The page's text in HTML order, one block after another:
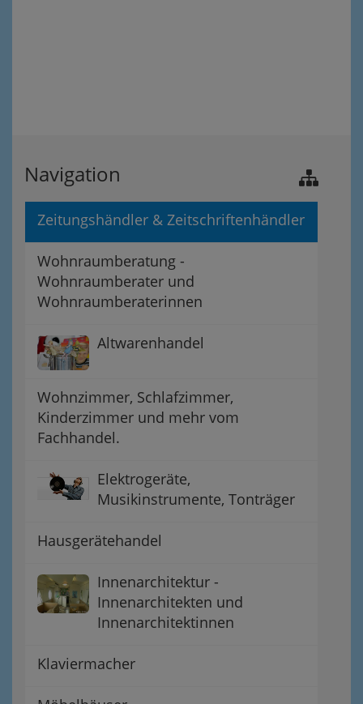
Navigation
Zeitungshändler & Zeitschriftenhändler
Wohnraumberatung -
Wohnraumberater und
Wohnraumberaterinnen
Altwarenhandel
Wohnzimmer, Schlafzimmer,
Kinderzimmer und mehr vom
Fachhandel.
Elektrogeräte,
Musikinstrumente, Tonträger
Hausgerätehandel
Innenarchitektur -
Innenarchitekten und
Innenarchitektinnen
Klaviermacher